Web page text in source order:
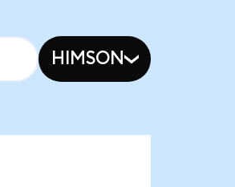
HIMSON